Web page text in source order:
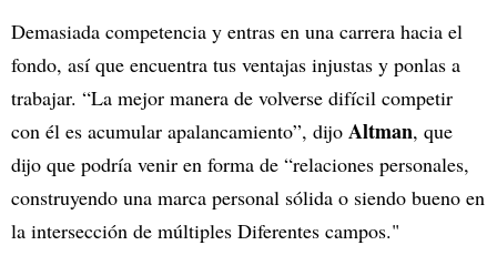
Demasiada competencia y entras en una carrera hacia el
fondo, así que encuentra tus ventajas injustas y ponlas a
trabajar. “La mejor manera de volverse difícil competir
con él es acumular apalancamiento”, dijo Altman, que
dijo que podría venir en forma de “relaciones personales,
construyendo una marca personal sólida o siendo bueno en
la intersección de múltiples Diferentes campos."